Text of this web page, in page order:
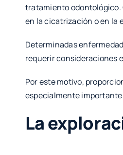
tratamiento odontológico.
en la cicatrización o en la
Determinadas
requerir consideraciones
Por este motivo,
especialmente
La